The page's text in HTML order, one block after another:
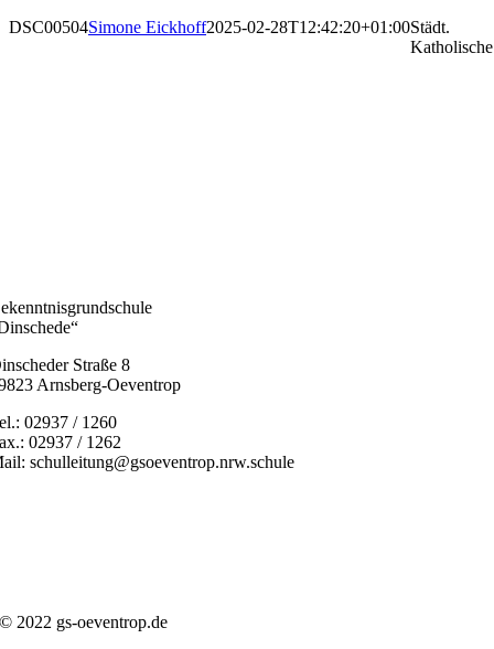
DSC00504Simone Eickhoff2025-02-28T12:42:20+01:00Städt.
Katholische
Straße 8
Arnsberg-Oeventrop
02937 / 1260
02937 / 1262
schulleitung@gsoeventrop.nrw.schule
© 2022 gs-oeventrop.de